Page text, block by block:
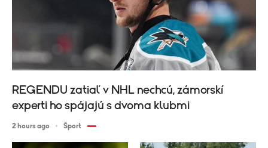
REGENDU zatiaľ v NHL nechcú, zámorskí
experti ho spájajú s dvoma klubmi
2 hours ago Šport